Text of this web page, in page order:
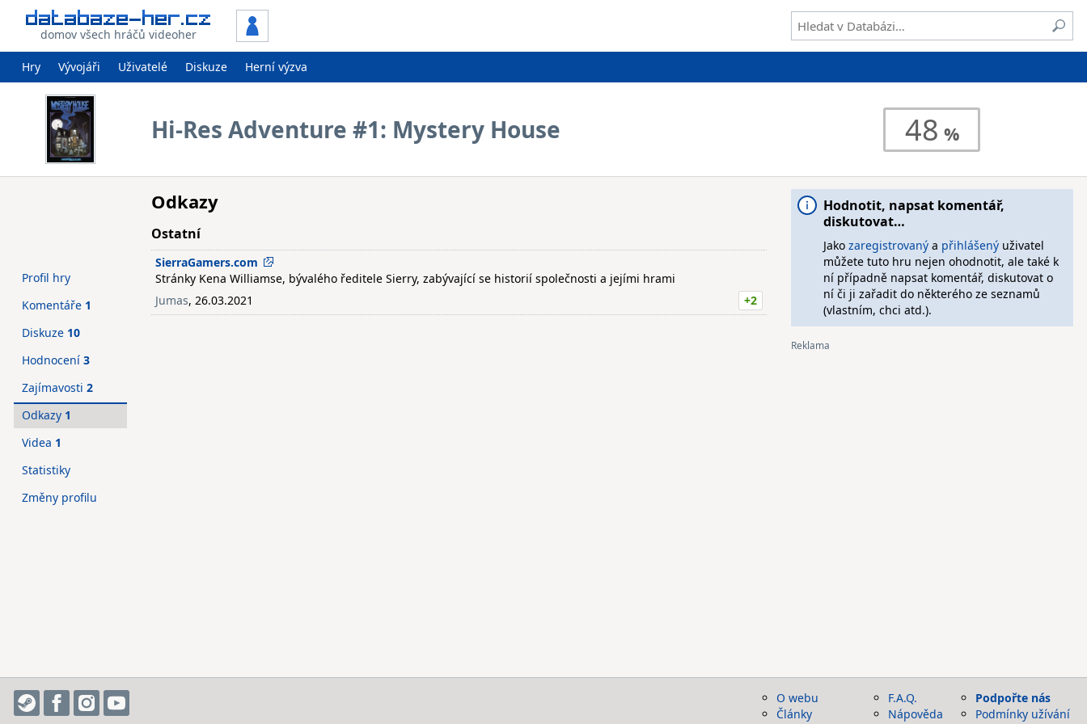
domov všech hráčů videoher
Hry Vývojáři Uživatelé Diskuze Herní výzva
Hi-Res Adventure #1: Mystery House 48
Odkazy
Ostatní
SierraGamers.com
Stránky Kena Williamse, bývalého ředitele Sierry, zabývající se historií společnosti a jejími hrami
Jumas, 26.03.2021 +2
Profil hry
Komentáře 1
Diskuze 10
Hodnocení 3
Zajímavosti 2
Odkazy 1
Videa 1
Statistiky
Změny profilu
Hodnotit, napsat komentář,
diskutovat…
Jako zaregistrovanýa přihlášenýuživatel
můžete tuto hru nejen ohodnotit, ale také k
ní případně napsat komentář, diskutovat o
ní či ji zařadit do některého ze seznamů
(vlastním, chci atd.).
O webu
Články
F.A.Q.
Nápověda
Podpořte nás
Podmínky užívání